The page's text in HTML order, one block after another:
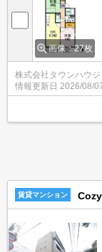
画像：27枚
株式会社タウンハウ
情報更新日 2026/08/
賃貸マンション